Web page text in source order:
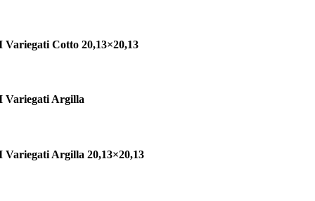
Variegati Cotto 20,13×20,13
Variegati Argilla
Variegati Argilla 20,13×20,13